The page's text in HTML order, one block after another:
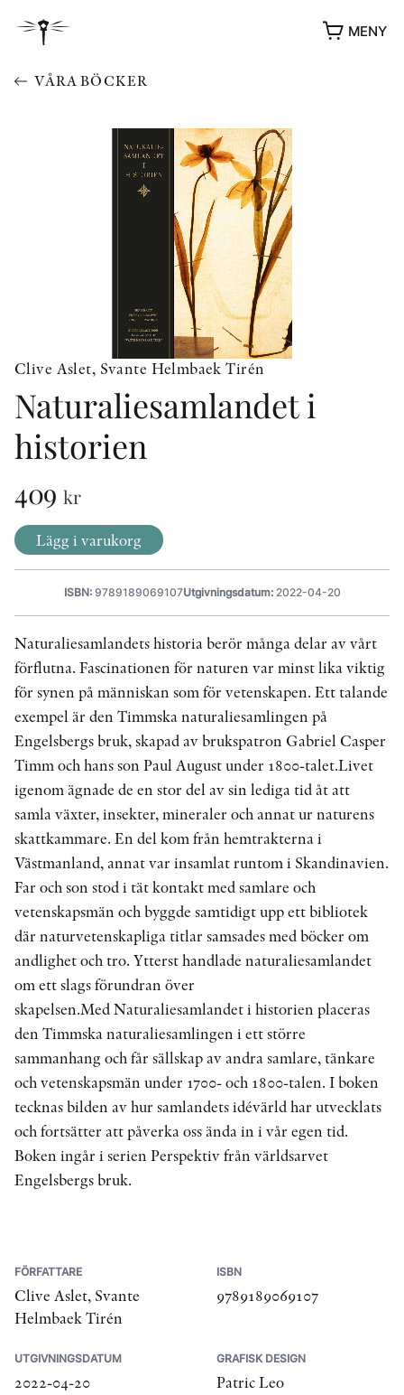
MENY
YUKIKO OCH PATRIK MÖTER
STOLPE STORIES
UTMÄRKELSER
ÖVRIGA FORMAT
VÅRA BÖCKER
Clive Aslet, Svante Helmbaek Tirén
Naturaliesamlandet i
historien
409 kr
Lägg i varukorg
ISBN:9789189069107Utgivningsdatum:2022-04-20
Naturaliesamlandets historia berör många delar av vårt
förflutna. Fasci­nationen för naturen var minst lika viktig
för synen på människan som för vetenskapen. Ett talande
exempel är den Timmska naturaliesamlingen på
Engelsbergs bruk, skapad av brukspatron Gabriel Casper
Timm och hans son Paul August under 1800-­talet.Livet
igenom ägnade de en stor del av sin lediga tid åt att
samla växter, insekter, mineraler och annat ur naturens
skattkammare. En del kom från hemtrakterna i
Västmanland, annat var insamlat runtom i Skandinavien.
Far och son stod i tät kontakt med samlare och
vetenskapsmän och byggde samtidigt upp ett bibliotek
där naturvetenskapliga titlar samsades med böcker om
andlighet och tro. Ytterst handlade naturaliesamlandet
om ett slags förundran över
skapelsen.Med Naturaliesamlandet i historien placeras
den Timmska naturalie­samlingen i ett större
sammanhang och får sällskap av andra samlare, tänkare
och vetenskapsmän under 1700­- och 1800-­talen. I boken
tecknas bilden av hur samlandets idévärld har utvecklats
och fortsätter att påverka oss ända in i vår egen tid.
Boken ingår i serien Perspektiv från världsarvet
Engelsbergs bruk.
FÖRFATTARE
Clive Aslet, Svante
Helmbaek Tirén
ISBN
9789189069107
UTGIVNINGSDATUM
2022-04-20
GRAFISK DESIGN
Patric Leo